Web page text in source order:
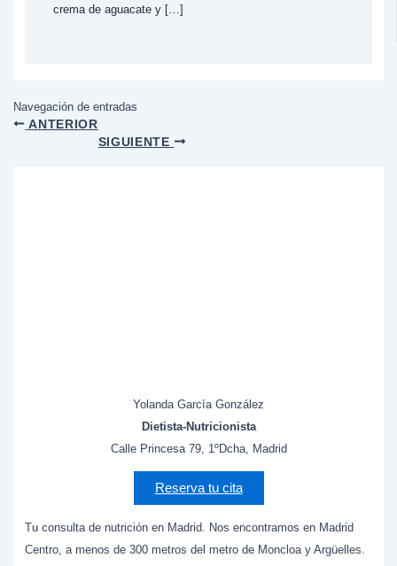
crema de aguacate y […]
Navegación de entradas
ANTERIOR
SIGUIENTE
Yolanda García González
Dietista-Nutricionista
Calle Princesa 79, 1ºDcha, Madrid
Reserva tu cita
Tu consulta de nutrición en Madrid. Nos encontramos en Madrid
Centro, a menos de 300 metros del metro de Moncloa y Argüelles.